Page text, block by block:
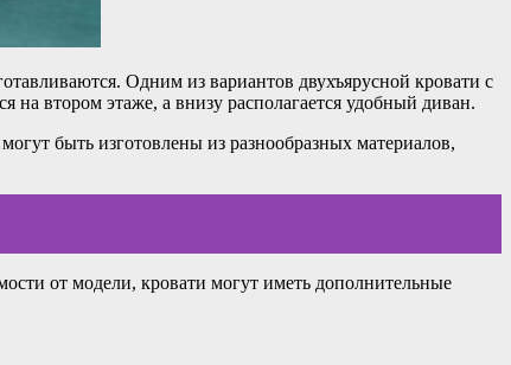
Одним из вариантов двухъярусной кровати с
на втором этаже, а внизу располагается удобный диван.
быть изготовлены из разнообразных материалов,
от модели, кровати могут иметь дополнительные